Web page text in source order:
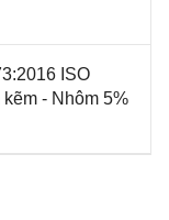
ISO
- Nhôm 5%